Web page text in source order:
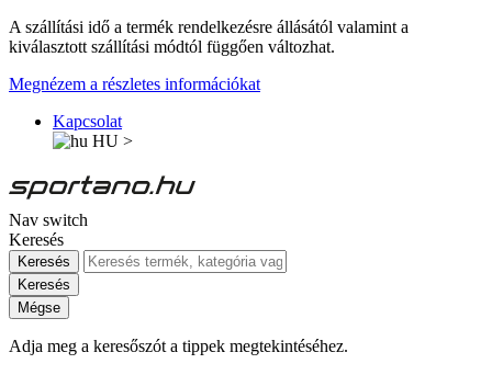
A szállítási idő a termék rendelkezésre állásától valamint a
kiválasztott szállítási módtól függően változhat.
Megnézem a részletes információkat
Kapcsolat
HU >
Nav switch
Keresés
Keresés
Keresés
Mégse
Adja meg a keresőszót a tippek megtekintéséhez.